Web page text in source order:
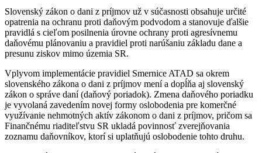
Slovenský zákon o dani z príjmov už v súčasnosti obsahuje určité
opatrenia na ochranu proti daňovým podvodom a stanovuje ďalšie
pravidlá s cieľom posilnenia úrovne ochrany proti agresívnemu
daňovému plánovaniu a pravidiel proti narúšaniu základu dane a
presunu ziskov mimo územia SR.
Vplyvom implementácie pravidiel Smernice ATAD sa okrem
slovenského zákona o dani z príjmov mení a dopĺňa aj slovenský
zákon o správe daní (daňový poriadok). Zmena daňového poriadku
je vyvolaná zavedením novej formy oslobodenia pre komerčné
využívanie nehmotných aktív zákonom o dani z príjmov, pričom sa
Finančnému riaditeľstvu SR ukladá povinnosť zverejňovania
zoznamu daňovníkov, ktorí si uplatňujú oslobodenie tohto druhu.